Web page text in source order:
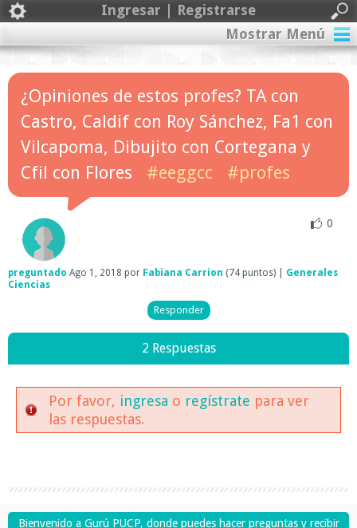
Ingresar | Registrarse
Mostrar Menú
¿Opiniones de estos profes? TA con
Castro, Caldif con Roy Sánchez, Fa1 con
Vilcapoma, Dibujito con Cortegana y
Cfil con Flores
#eeggcc #profes
0
preguntado Ago 1, 2018 por Fabiana Carrion (74 puntos)
Generales
Ciencias
2 Respuestas
Por favor, ingresa o regístrate para ver
las respuestas.
Bienvenido a Gurú PUCP, donde puedes hacer preguntas y recibir